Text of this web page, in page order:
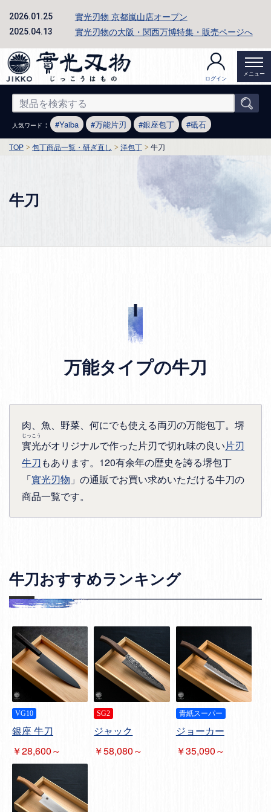
2026.01.25 實光刃物 京都嵐山店オープン
2025.04.13 實光刃物の大阪・関西万博特集・販売ページへ
ログイン
メニュー
人気ワード ： Yaiba 万能片刃 銀座包丁 砥石
TOP 包丁商品一覧・研ぎ直し 洋包丁 牛刀
牛刀
万能タイプの牛刀
肉、魚、野菜、何にでも使える両刃の万能包丁。堺
實光
じっこう
がオリジナルで作った片刃で切れ味の良い片刃
牛刀 もあります。120有余年の歴史を誇る堺包丁
「實光刃物 」の通販でお買い求めいただける牛刀の
商品一覧です。
牛刀おすすめランキング
VG10
銀座 牛刀
￥28,600～
SG2
ジャック
￥58,080～
青紙スーパー
ジョーカー
￥35,090～